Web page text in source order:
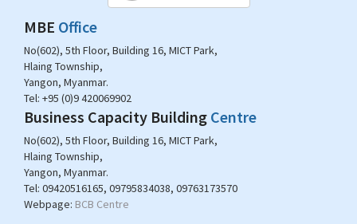
MBE Office
No(602), 5th Floor, Building 16, MICT Park,
Hlaing Township,
Yangon, Myanmar.
Tel: +95 (0)9 420069902
Business Capacity Building Centre
No(602), 5th Floor, Building 16, MICT Park,
Hlaing Township,
Yangon, Myanmar.
Tel: 09420516165, 09795834038, 09763173570
Webpage: BCB Centre